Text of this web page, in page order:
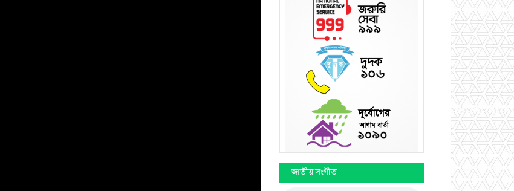
জাতীয় সংগীত